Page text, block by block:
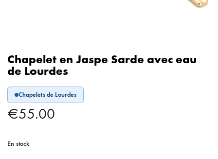
Chapelet en Jaspe Sarde avec eau
de Lourdes
Chapelets de Lourdes
€55.00
En stock